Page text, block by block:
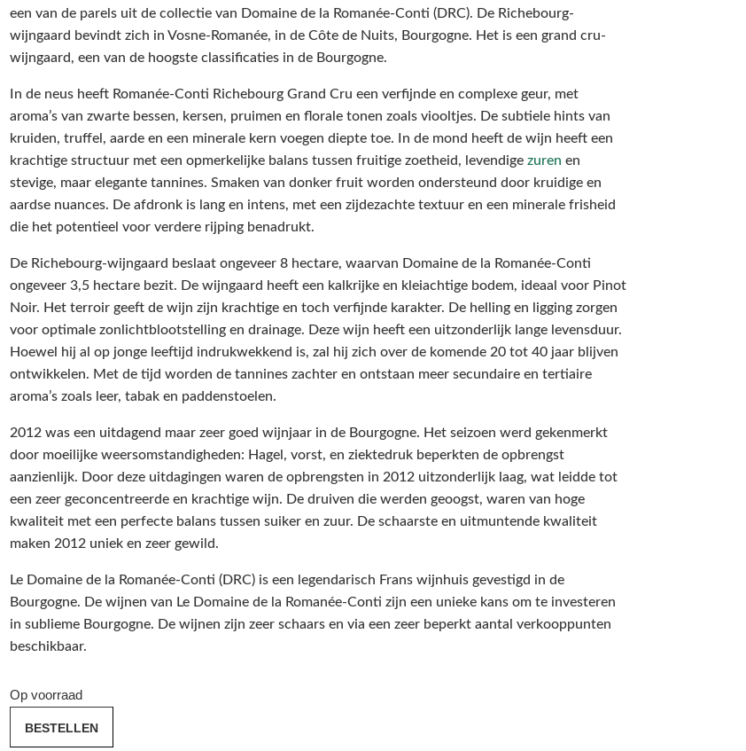
een van de parels uit de collectie van Domaine de la Romanée-Conti (DRC). De Richebourg-
wijngaard bevindt zich in Vosne-Romanée, in de Côte de Nuits, Bourgogne. Het is een grand cru-
wijngaard, een van de hoogste classificaties in de Bourgogne.
In de neus heeft Romanée-Conti Richebourg Grand Cru een verfijnde en complexe geur, met
aroma’s van zwarte bessen, kersen, pruimen en florale tonen zoals viooltjes. De subtiele hints van
kruiden, truffel, aarde en een minerale kern voegen diepte toe. In de mond heeft de wijn heeft een
krachtige structuur met een opmerkelijke balans tussen fruitige zoetheid, levendige zuren en
stevige, maar elegante tannines. Smaken van donker fruit worden ondersteund door kruidige en
aardse nuances. De afdronk is lang en intens, met een zijdezachte textuur en een minerale frisheid
die het potentieel voor verdere rijping benadrukt.
De Richebourg-wijngaard beslaat ongeveer 8 hectare, waarvan Domaine de la Romanée-Conti
ongeveer 3,5 hectare bezit. De wijngaard heeft een kalkrijke en kleiachtige bodem, ideaal voor Pinot
Noir. Het terroir geeft de wijn zijn krachtige en toch verfijnde karakter. De helling en ligging zorgen
voor optimale zonlichtblootstelling en drainage. Deze wijn heeft een uitzonderlijk lange levensduur.
Hoewel hij al op jonge leeftijd indrukwekkend is, zal hij zich over de komende 20 tot 40 jaar blijven
ontwikkelen. Met de tijd worden de tannines zachter en ontstaan meer secundaire en tertiaire
aroma’s zoals leer, tabak en paddenstoelen.
2012 was een uitdagend maar zeer goed wijnjaar in de Bourgogne. Het seizoen werd gekenmerkt
door moeilijke weersomstandigheden: Hagel, vorst, en ziektedruk beperkten de opbrengst
aanzienlijk. Door deze uitdagingen waren de opbrengsten in 2012 uitzonderlijk laag, wat leidde tot
een zeer geconcentreerde en krachtige wijn. De druiven die werden geoogst, waren van hoge
kwaliteit met een perfecte balans tussen suiker en zuur. De schaarste en uitmuntende kwaliteit
maken 2012 uniek en zeer gewild.
Le Domaine de la Romanée-Conti (DRC) is een legendarisch Frans wijnhuis gevestigd in de
Bourgogne. De wijnen van Le Domaine de la Romanée-Conti zijn een unieke kans om te investeren
in sublieme Bourgogne. De wijnen zijn zeer schaars en via een zeer beperkt aantal verkooppunten
beschikbaar.
Op voorraad
BESTELLEN